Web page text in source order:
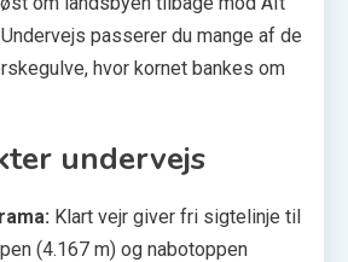
passerer du mange af de
hvor kornet bankes om
undervejs
Klart vejr giver fri sigtelinje til
(4.167 m) og nabotoppen